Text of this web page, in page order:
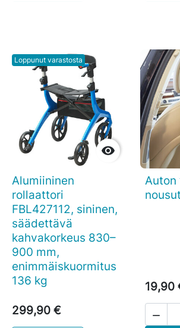
Loppunut varastosta

Alumiininen
rollaattori
FBL427112, sininen,
säädettävä
kahvakorkeus 830–
900 mm,
enimmäiskuormitus
136 kg
299,90 €
Auton
19,90
